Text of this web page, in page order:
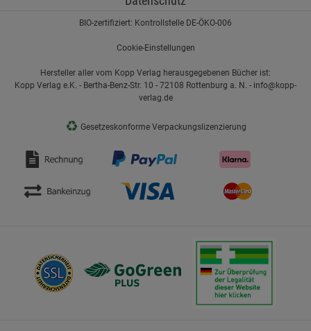
BIO-zertifiziert: Kontrollstelle DE-ÖKO-006
Cookie-Einstellungen
Hersteller aller vom Kopp Verlag herausgegebenen Bücher ist:
Kopp Verlag e.K. - Bertha-Benz-Str. 10 - 72108 Rottenburg a. N. - info@kopp-
verlag.de
♻ Gesetzeskonforme Verpackungslizenzierung